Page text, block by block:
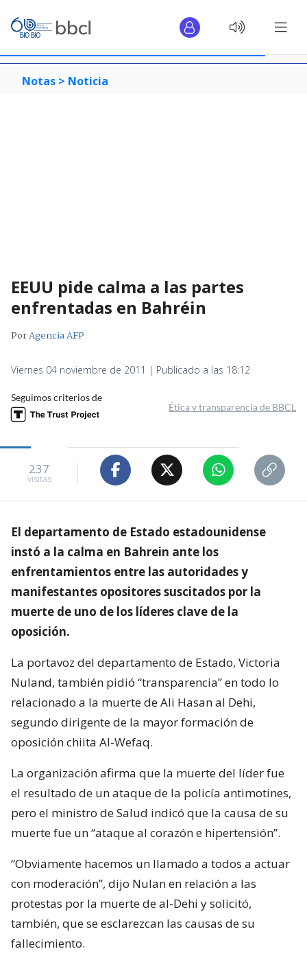
Notas > Noticia
EEUU pide calma a las partes
enfrentadas en Bahréin
PorAgencia AFP
Viernes 04 noviembre de 2011 | Publicado a las 18:12
Seguimos criterios de
Ética y transparencia de BBCL
237
visitas
El departamento de Estado estadounidense
instó a la calma en Bahrein ante los
enfrentamientos entre las autoridades y
manifestantes opositores suscitados por la
muerte de uno de los líderes clave de la
oposición.
La portavoz del departamento de Estado, Victoria
Nuland, también pidió “transparencia” en todo lo
relacionado a la muerte de Ali Hasan al Dehi,
segundo dirigente de la mayor formación de
oposición chiita Al-Wefaq.
La organización afirma que la muerte del líder fue
el resultado de un ataque de la policía antimotines,
pero el ministro de Salud indicó que la causa de su
muerte fue un “ataque al corazón e hipertensión”.
“Obviamente hacemos un llamado a todos a actuar
con moderación”, dijo Nulan en relación a las
protestas por la muerte de al-Dehi y solicitó,
también, que se esclarezcan las causas de su
fallecimiento.